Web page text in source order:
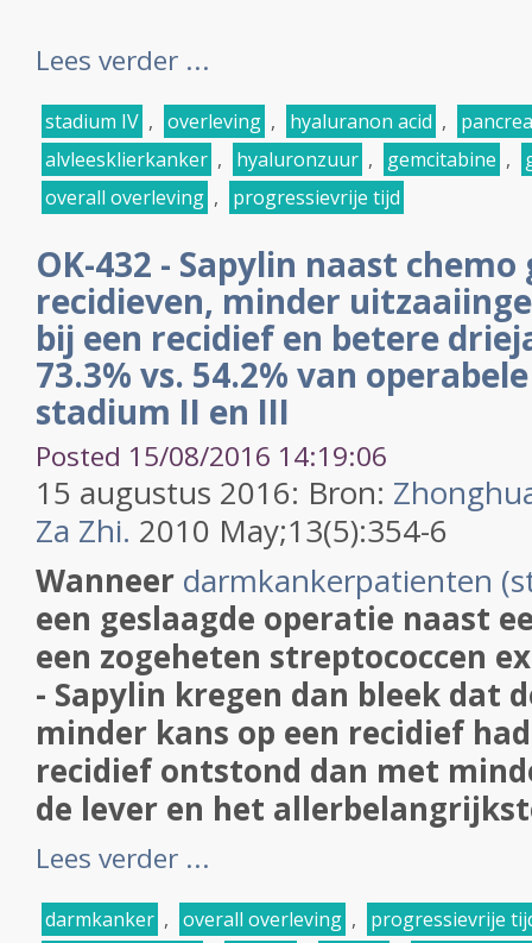
Lees verder ...
stadium IV , overleving , hyaluranon acid ,
alvleesklierkanker , hyaluronzuur , gemcitabine ,
overall overleving , progressievrije tijd
OK-432 - Sapylin naast
recidieven, minder
bij een recidief en betere
73.3% vs. 54.2% van
stadium II en III
Posted 15/08/2016 14:19:06
15 augustus 2016: Bron:
Za Zhi. 2010 May;13(5):354-6
Wanneer darmkankerpatienten
een geslaagde operatie naast
een zogeheten streptococcen
- Sapylin kregen dan bleek dat
minder kans op een recidief
recidief ontstond dan met
de lever en het
Lees verder ...
darmkanker , overall overleving ,
progressievrije